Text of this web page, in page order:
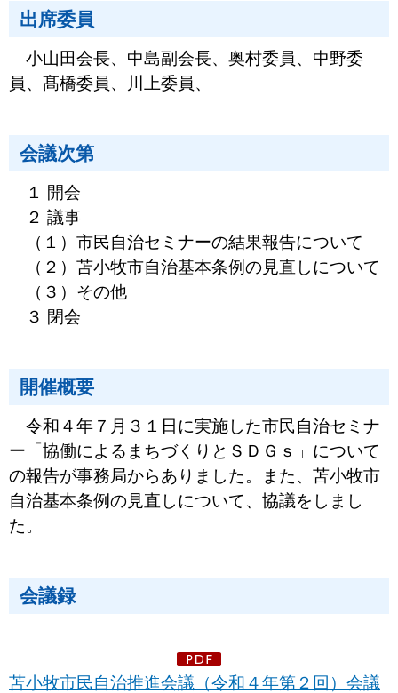
出席委員
小山田会長、中島副会長、奥村委員、中野委
員、髙橋委員、川上委員、
会議次第
１ 開会
２ 議事
（１）市民自治セミナーの結果報告について
（２） 苫小牧市自治基本条例の見直しについて
（３）その他
３ 閉会
開催概要
令和４年７月３１日に実施した市民自治セミナ
ー「協働によるまちづくりとＳＤＧｓ」について
の報告が事務局からありました。また、苫小牧市
自治基本条例の見直しについて、協議をしまし
た。
会議録
苫小牧市民自治推進会議（令和４年第２回）会議